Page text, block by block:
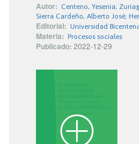
Autor: Centeno, Yesenia;
Sierra Cardeño, Alberto José;
Editorial: Universidad
Materia: Procesos sociales
Publicado: 2022-12-29